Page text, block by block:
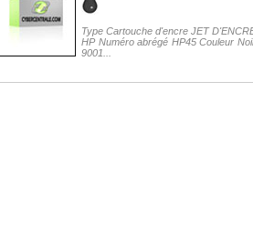
Type Cartouche d'encre JET
HP Numéro abrégé HP45 Couleur
9001...